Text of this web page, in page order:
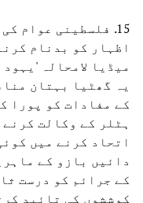
15. فلسطینی عوام
اظہار کو بدنام
میڈیا لامحالہ
یہ گھٹیا بہتان
کے مفادات کو پورا
ہٹلر کے وکالت
اتحاد کرنے میں
دائیں بازو کے
کے جرائم کو درست
کوششوں کی تائید